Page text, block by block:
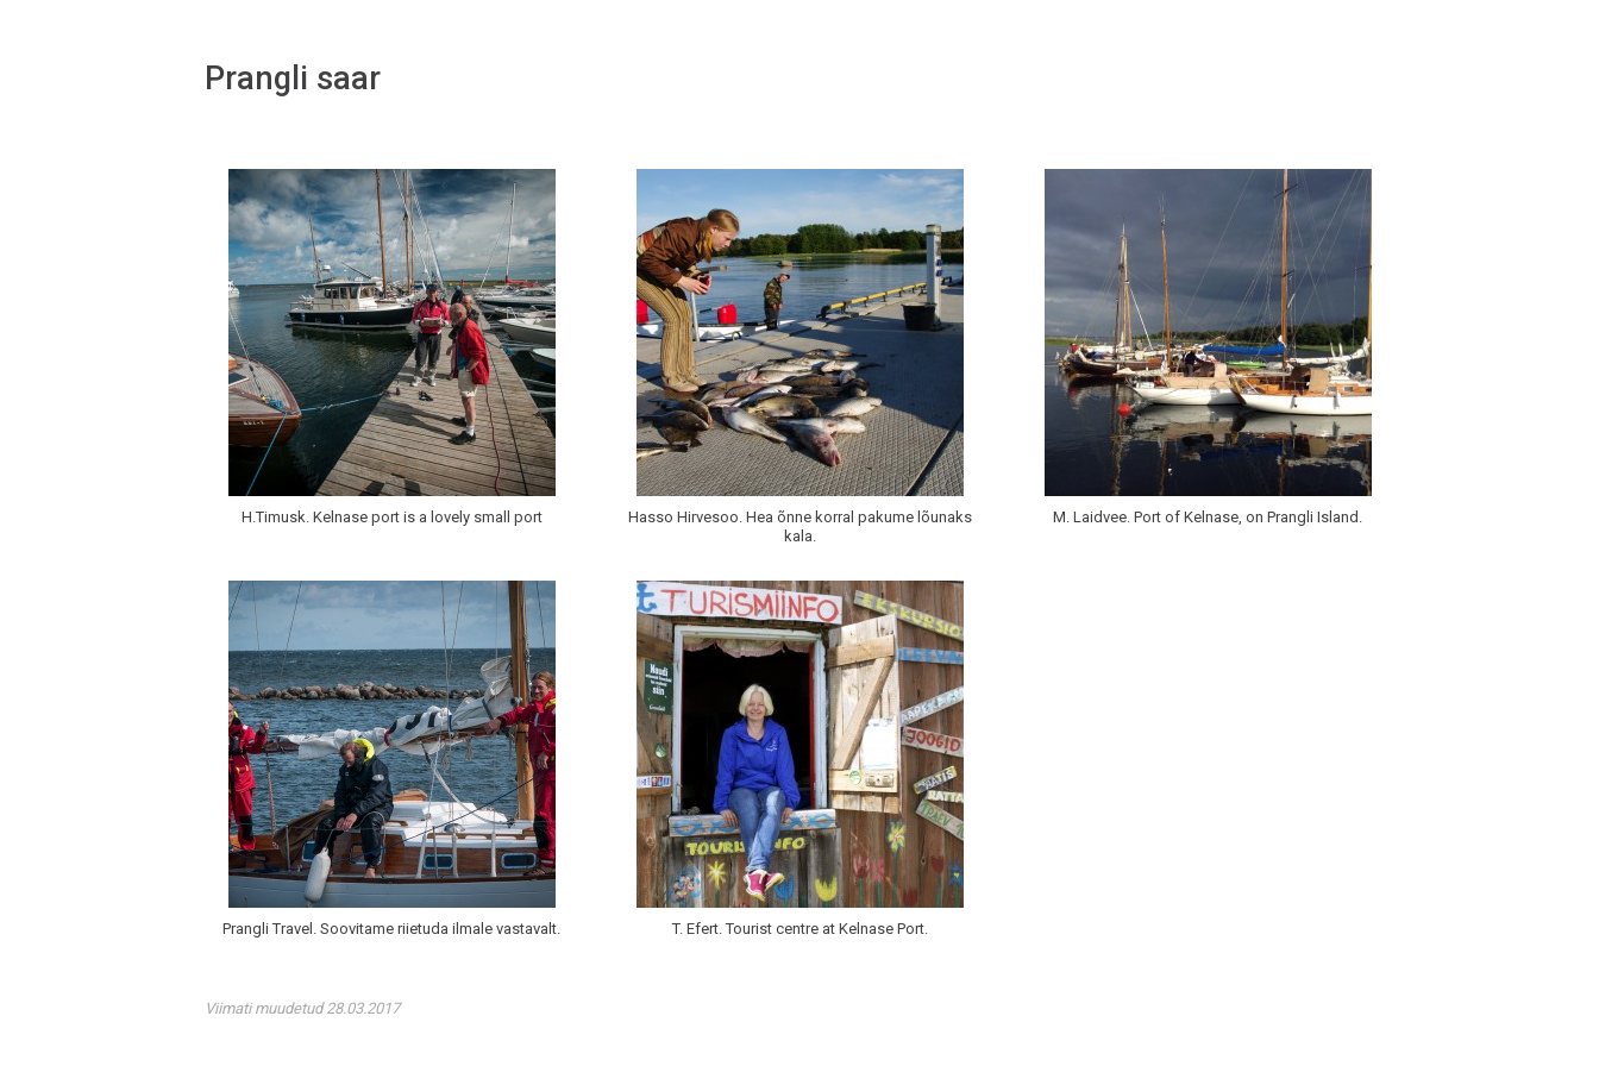
Prangli saar
H.Timusk. Kelnase port is a lovely small port
Hasso Hirvesoo. Hea õnne korral pakume lõunaks
kala.
M. Laidvee. Port of Kelnase, on Prangli Island.
Prangli Travel. Soovitame riietuda ilmale vastavalt. T. Efert. Tourist centre at Kelnase Port.
Viimati muudetud 28.03.2017